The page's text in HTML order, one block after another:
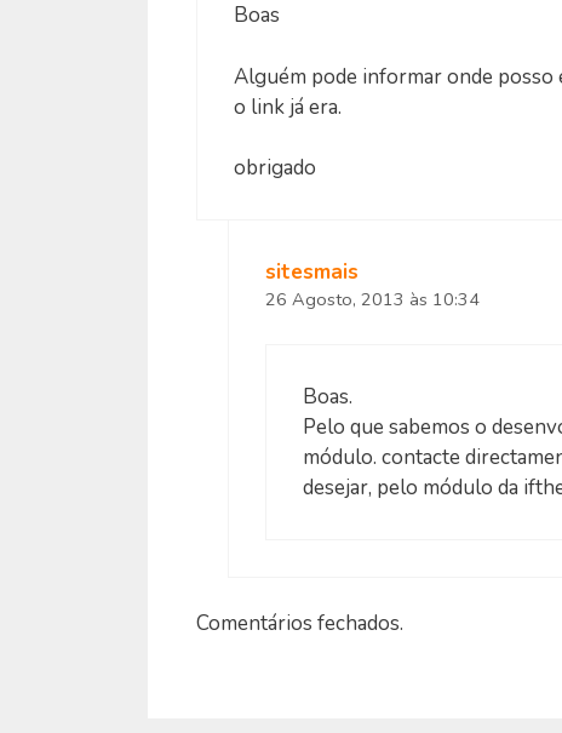
Boas
Alguém pode informar onde posso
o link já era.
obrigado
sitesmais
26 Agosto, 2013 às 10:34
Boas.
Pelo que sabemos o
módulo. contacte
desejar, pelo módulo da
Comentários fechados.